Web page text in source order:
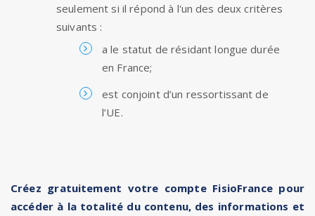
seulement si il répond à l'un des deux critères
suivants :
a le statut de résidant longue durée
en France;
est conjoint d’un ressortissant de
l’UE.
Créez gratuitement votre compte FisioFrance pour
accéder à la totalité du contenu, des informations et